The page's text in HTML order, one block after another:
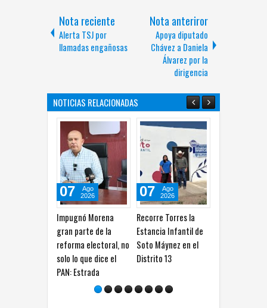
Nota reciente
Alerta TSJ por
llamadas engañosas
Nota anteriror
Apoya diputado
Chávez a Daniela
Álvarez por la
dirigencia
NOTICIAS RELACIONADAS
Impugnó Morena
gran parte de la
reforma electoral, no
solo lo que dice el
PAN: Estrada
07
Ago
2026
Recorre Torres la
Estancia Infantil de
Soto Máynez en el
Distrito 13
07
Ago
2026
07